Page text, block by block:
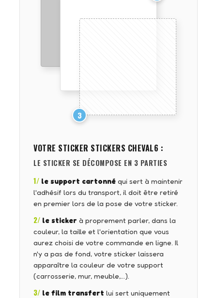
3
VOTRE STICKER STICKERS CHEVAL6 :
LE STICKER SE DÉCOMPOSE EN 3 PARTIES
1/ le support cartonné qui sert à maintenir
l'adhésif lors du transport, il doit être retiré
en premier lors de la pose de votre sticker.
2/ le sticker à proprement parler, dans la
couleur, la taille et l'orientation que vous
aurez choisi de votre commande en ligne. Il
n'y a pas de fond, votre sticker laissera
apparaître la couleur de votre support
(carrosserie, mur, meuble,…).
3/ le film transfert lui sert uniquement